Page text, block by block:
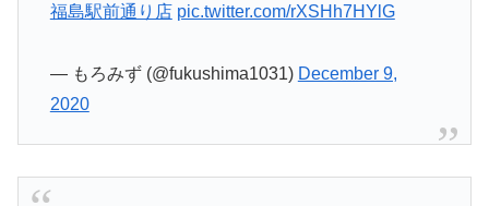
福島駅前通り店 pic.twitter.com/rXSHh7HYlG
— もろみず (@fukushima1031) December 9,
2020